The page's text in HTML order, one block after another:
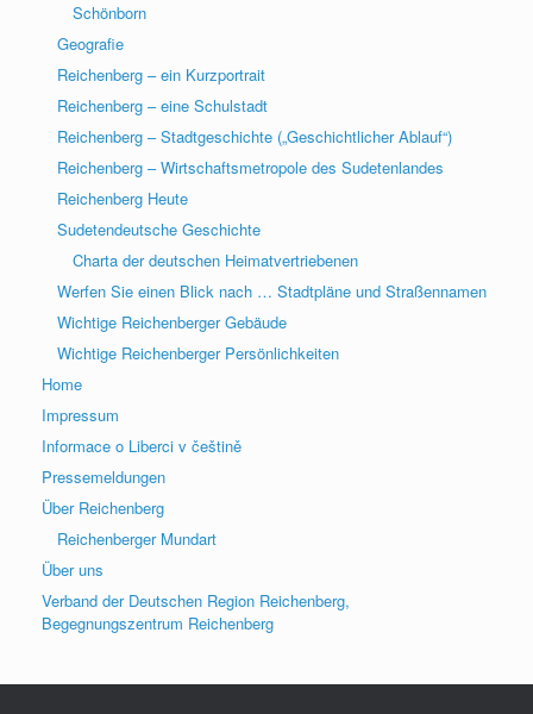
Schönborn
Geografie
Reichenberg – ein Kurzportrait
Reichenberg – eine Schulstadt
Reichenberg – Stadtgeschichte („Geschichtlicher Ablauf“)
Reichenberg – Wirtschaftsmetropole des Sudetenlandes
Reichenberg Heute
Sudetendeutsche Geschichte
Charta der deutschen Heimatvertriebenen
Werfen Sie einen Blick nach … Stadtpläne und Straßennamen
Wichtige Reichenberger Gebäude
Wichtige Reichenberger Persönlichkeiten
Home
Impressum
Informace o Liberci v češtině
Pressemeldungen
Über Reichenberg
Reichenberger Mundart
Über uns
Verband der Deutschen Region Reichenberg,
Begegnungszentrum Reichenberg